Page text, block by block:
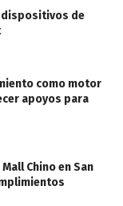
dispositivos de
como motor
apoyos para
Chino en San